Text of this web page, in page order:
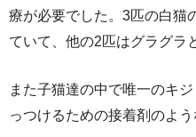
療が必要でした。3匹の白猫
ていて、他の2匹はグラグラ
また子猫達の中で唯一のキ
っつけるための接着剤のよ